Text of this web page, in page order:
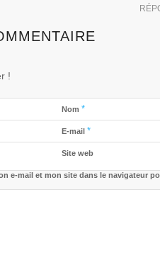
!
Nom*
E-mail*
Site web
e-mail et mon site dans le navigateur